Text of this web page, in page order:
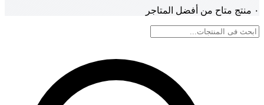
٠ منتج متاح من أفضل المتاجر